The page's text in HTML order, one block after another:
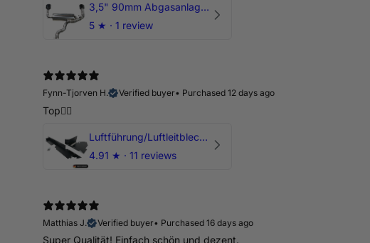
3,5" 90mm Abgasanlage AUDI RSQ3 DNWA 2.5 TFSI
5 ★ · 1 review
Fynn-Tjorven H.
Verified buyer• Purchased 12 days ago
Top👍🏼
Luftführung/Luftleitblech 5" 125mm offene Ansaugung HPerformance
4.91 ★ · 11 reviews
Matthias J.
Verified buyer• Purchased 16 days ago
Super Qualität! Einfach schön und dezent.